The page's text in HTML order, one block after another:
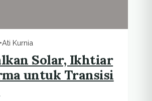
•Ati Kurnia
Solar, Ikhtiar
untuk Transisi